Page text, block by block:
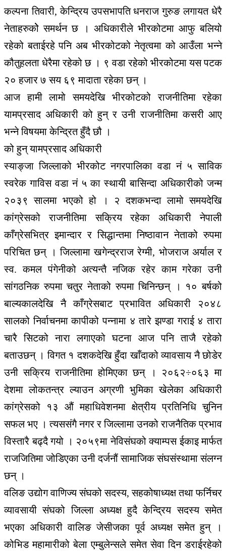
कल्पना तिवारी, केन्द्रिय उपसभापति धनराज गुरुङ लगायत धेरै
नेताहरुकोे समर्थन छ । अधिकारीले भीरकोटमा आफु बलियो
रहेको बताईरहे पनि अब भीरकोटको नेतृत्वमा को आउँला भन्ने
कौतुहलता धेरैमा रहेको छ । ९ वडा रहेको भीरकोटमा यस पटक
२० हजार ७ सय ६९ मादाता रहेका छन् ।
आज हामी लामो समयदेखि भीरकोटको राजनीतिमा रहेका
यामप्रसाद अधिकारी को हुन् र उनी राजनीतिमा कसरी आए
भन्ने विषयमा केन्द्रित हुँदै छौ ।
को हुन् यामप्रसाद अधिकारी
स्याङ्जा जिल्लाको भीरकोट नगरपालिका वडा नं ५ साविक
स्वरेक गाविस वडा नं ५ का स्थायी बासिन्दा अधिकारीको जन्म
२०३९ सालमा भएको हो । २ दशकभन्दा लामो समयदेखि
कांग्रेसको राजनीतिमा सक्रिय रहेका अधिकारी नेपाली
काँग्रेसभित्र इमान्दार र सिद्धान्तमा निष्ठावान नेताको रुपमा
परिचित छन् । जिल्लामा खगेन्द्रराज रेग्मी, भोजराज अर्याल र
स्व. कमल पंगेनीको अत्यन्तै नजिक रहेर काम गरेका उनी
सांगठनिक रुपमा चतुर नेताको रुपमा चिनिन्छन् । १० बर्षको
बाल्यकालदेखि नै काँग्रेसबाट प्रभावित अधिकारी २०४८
सालको निर्वाचनमा कापीको पन्नामा ४ तारे झण्डा गराई ४ तारा
चारै सिटको नारा लगाएको घटना आज पनि ताजै रहेको
बताउछन् । विगत १ दशकदेखि हुँदा खाँदाको व्यावसाय नै छोडेर
उनी सक्रिय राजनीतिमा होमिएका छन् । २०६२÷०६३ मा
देशमा लोकतन्त्र ल्याउन अग्रणी भुमिका खेलेका अधिकारी
कांग्रेसको १३ औं महाधिवेशनमा क्षेत्रीय प्रतिनिधि चुनिन
सफल भए । त्यससंगै नगर र जिल्लामा उनको राजनैतिक प्रभाव
विस्तारै बढ्दै गयो । २०५९मा नेविसंघको क्याम्पस ईकाइ मार्फत
राजजितिमा जोडिएका उनी दर्जनौं सामाजिक संघसंस्थामा संलग्न
छन् ।
वलिङ उद्योग वाणिज्य संघको सदस्य, सहकोषाध्यक्ष तथा फर्निचर
व्यावसायी संघको जिल्ला अध्यक्ष हुदै केन्द्रिय सदस्य समेत
भएका अधिकारी वालिङ जेसीजका पूर्व अध्यक्ष समेत हुन् ।
कोभिड महामारीको बेला एम्बुलेन्सले समेत सेवा दिन डराईरहेको